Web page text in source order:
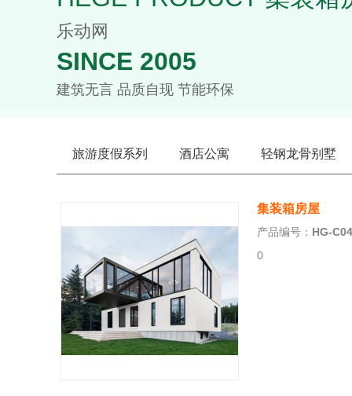
乐动网
SINCE 2005
建筑无言 品质自现 节能环保
旅游度假系列 酒店公寓 轻钢龙骨别墅
集装箱房屋
产品编号： HG-
0